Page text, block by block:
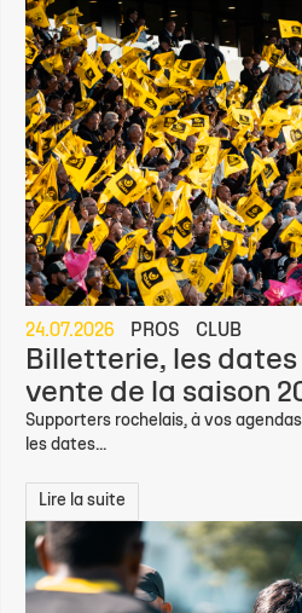
24.07.2026 PROS CLUB
Billetterie, les dates
vente de la saison
Supporters rochelais, à vos
les dates...
Lire la suite